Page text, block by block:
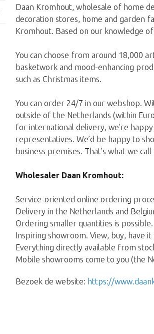
Daan Kromhout, wholesale of home
decoration stores, home and garden
Kromhout. Based on our knowledge
You can choose from around 18,000
basketwork and mood-enhancing
such as Christmas items.
You can order 24/7 in our webshop.
outside of the Netherlands (within
for international delivery, we’re
representatives. We’d be happy to
business premises. That’s what we
Wholesaler Daan Kromhout:
Service-oriented online ordering
Delivery in the Netherlands and
Ordering smaller quantities is possible.
Inspiring showroom. View, buy, have
Everything directly available from
Mobile showrooms come to you (the
Bezoek de website: https://